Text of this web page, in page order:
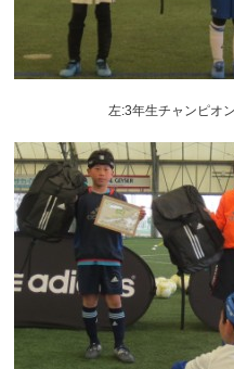
左:3年生チャンピオ